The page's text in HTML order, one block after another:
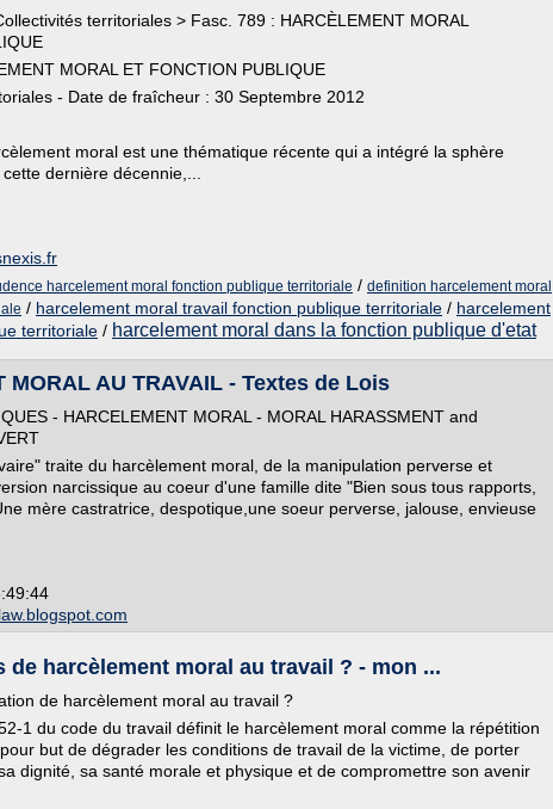
territoriales > Fasc. 789 : HARCÈLEMENT MORAL
MORAL ET FONCTION PUBLIQUE
- Date de fraîcheur : 30 Septembre 2012
moral est une thématique récente qui a intégré la sphère
dernière décennie,...
harcelement moral fonction publique territoriale / definition harcelement moral
/ harcelement moral travail fonction publique territoriale / harcelement
territoriale / harcelement moral dans la fonction publique d'etat
MORAL AU TRAVAIL - Textes de Lois
- HARCELEMENT MORAL - MORAL HARASSMENT and
traite du harcèlement moral, de la manipulation perverse et
narcissique au coeur d'une famille dite "Bien sous tous rapports,
mère castratrice, despotique,une soeur perverse, jalouse, envieuse
de harcèlement moral au travail ? - mon ...
de harcèlement moral au travail ?
code du travail définit le harcèlement moral comme la répétition
but de dégrader les conditions de travail de la victime, de porter
dignité, sa santé morale et physique et de compromettre son avenir